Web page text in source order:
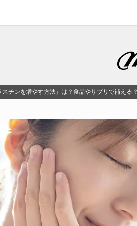
チンを増やす方法」は？食品やサプリで補える？